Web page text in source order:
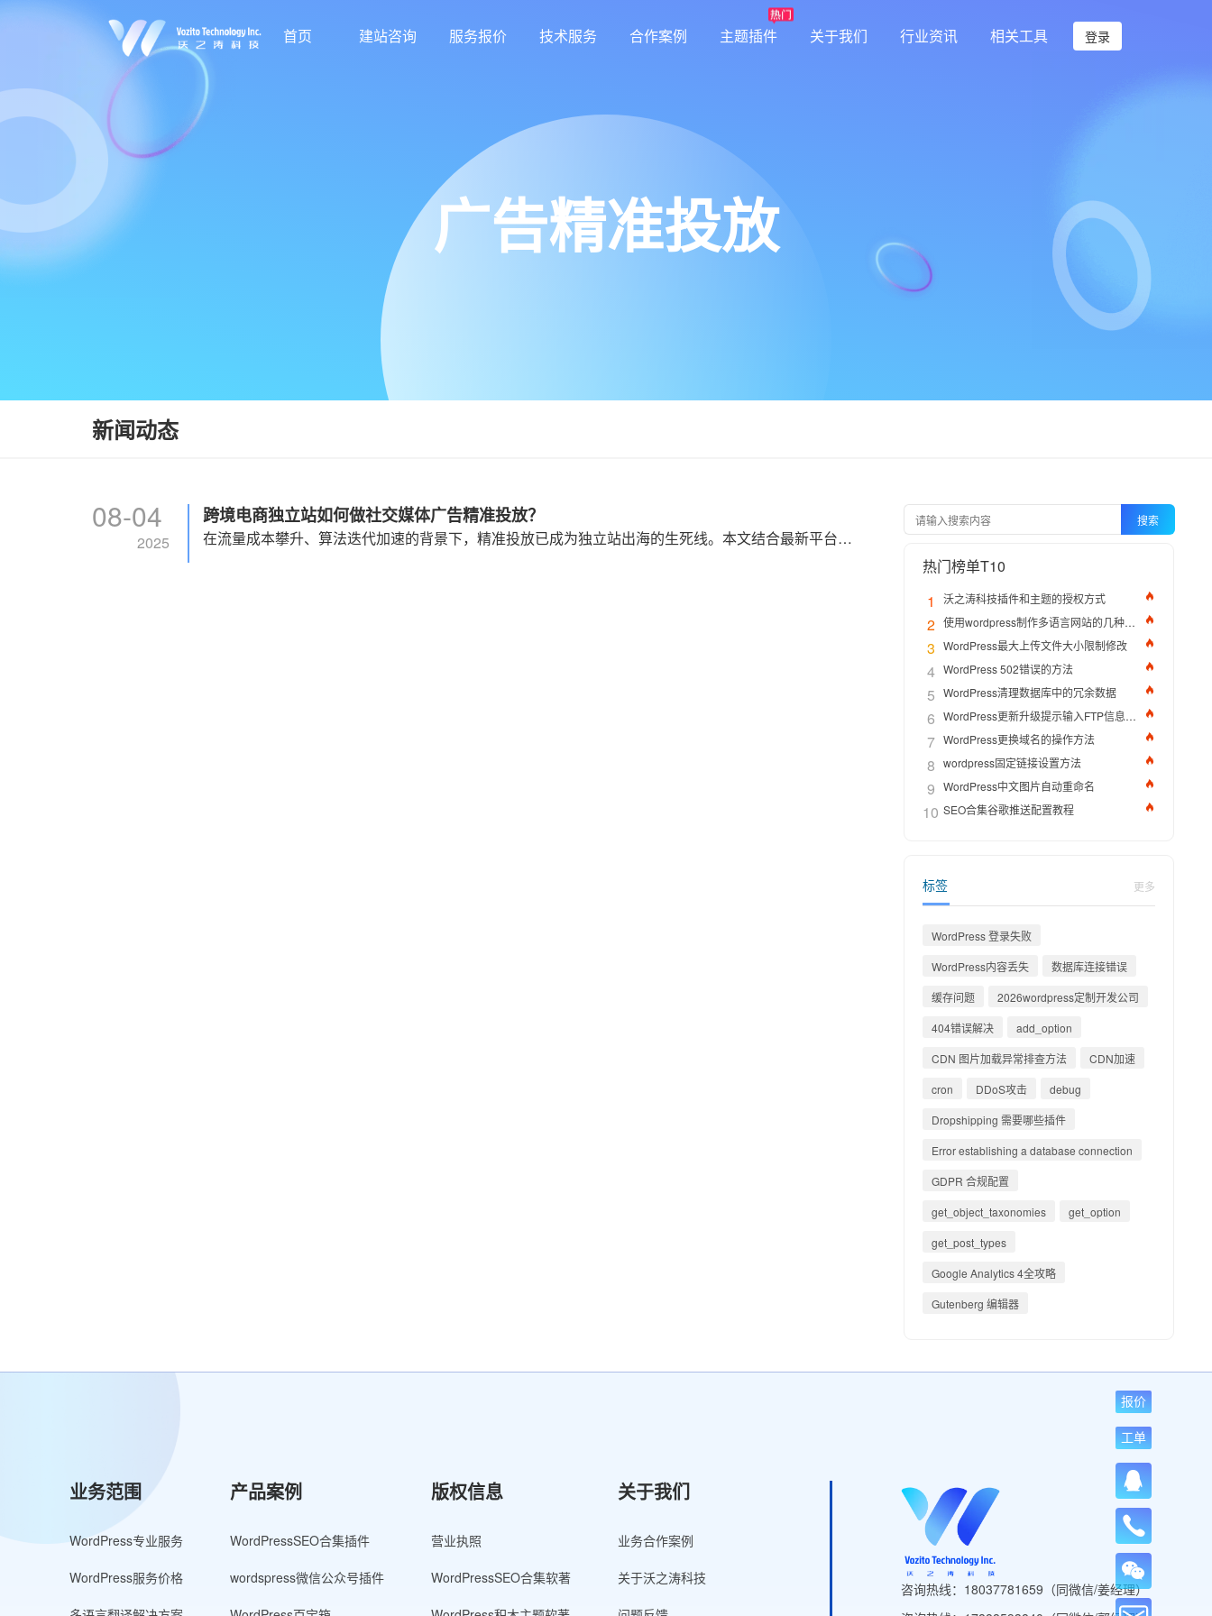
首页 建站咨询 服务报价 技术服务 合作案例 主题插件 关于我们 行业资讯 相关工具 登录
广告精准投放
新闻动态
08-04
2025
跨境电商独立站如何做社交媒体广告精准投放？
在流量成本攀升、算法迭代加速的背景下，精准投放已成为独立站出海的生死线。本文结合最新平台规则与实战案例，拆解“避坑”策略，助你高效触达高转化用户。
搜索
热门榜单T10
1
沃之涛科技插件和主题的授权方式
2 使用wordpress制作多语言网站的几种方法
3 WordPress最大上传文件大小限制修改
4 WordPress 502错误的方法
5 WordPress清理数据库中的冗余数据
6 WordPress更新升级提示输入FTP信息的解决办法
7 WordPress更换域名的操作方法
8 wordpress固定链接设置方法
9 WordPress中文图片自动重命名
10 SEO合集谷歌推送配置教程
标签 更多
WordPress 登录失败
WordPress内容丢失
数据库连接错误
缓存问题
2026wordpress定制开发公司
404错误解决
add_option
CDN 图片加载异常排查方法
CDN加速
cron
DDoS攻击
debug
Dropshipping 需要哪些插件
Error establishing a database connection
GDPR 合规配置
get_object_taxonomies
get_option
get_post_types
Google Analytics 4全攻略
Gutenberg 编辑器
业务范围
WordPress专业服务
WordPress服务价格
产品案例
WordPressSEO合集插件
wordspress微信公众号插件
版权信息
营业执照
WordPressSEO合集软著
关于我们
业务合作案例
关于沃之涛科技
咨询热线：18037781659（同微信/姜经理）
报价
工单